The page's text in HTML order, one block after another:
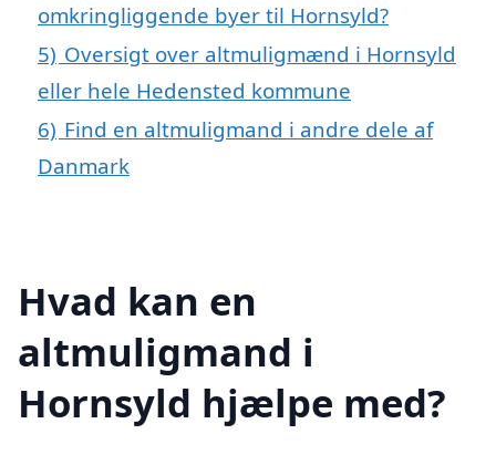
omkringliggende byer til Hornsyld?
5) Oversigt over altmuligmænd i Hornsyld
eller hele Hedensted kommune
6) Find en altmuligmand i andre dele af
Danmark
Hvad kan en
altmuligmand i
Hornsyld hjælpe med?